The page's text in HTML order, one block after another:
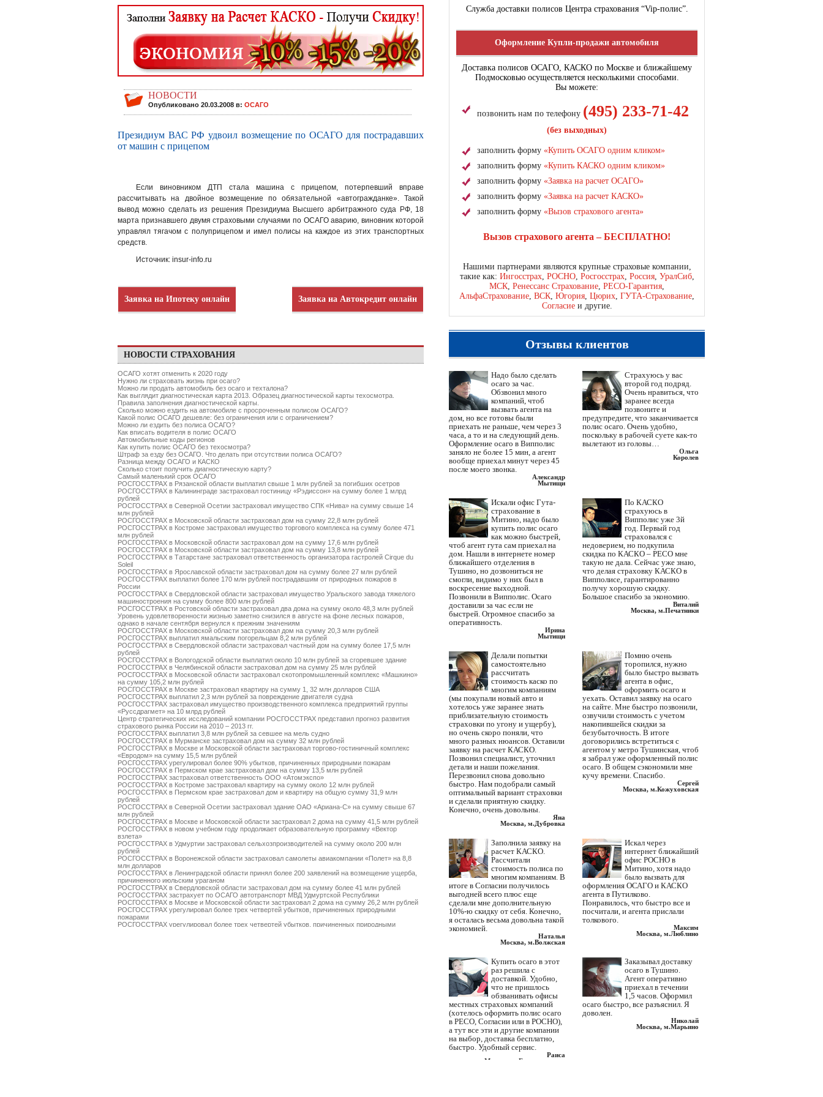
НОВОСТИ
Опубликовано 20.03.2008 в: ОСАГО
Президиум ВАС РФ удвоил возмещение по ОСАГО для пострадавших
от машин с прицепом
Если виновником ДТП стала машина с прицепом, потерпевший вправе
рассчитывать на двойное возмещение по обязательной «автогражданке». Такой
вывод можно сделать из решения Президиума Высшего арбитражного суда РФ, 18
марта признавшего двумя страховыми случаями по ОСАГО аварию, виновник которой
управлял тягачом с полуприцепом и имел полисы на каждое из этих транспортных
средств.
Источник: insur-info.ru
Заявка на Ипотеку онлайн Заявка на Автокредит онлайн
НОВОСТИ СТРАХОВАНИЯ
ОСАГО хотят отменить к 2020 году
Нужно ли страховать жизнь при осаго?
Можно ли продать автомобиль без осаго и техталона?
Как выглядит диагностическая карта 2013. Образец диагностической карты техосмотра.
Правила заполнения диагностической карты.
Сколько можно ездить на автомобиле с просроченным полисом ОСАГО?
Какой полис ОСАГО дешевле: без ограничения или с ограничением?
Можно ли ездить без полиса ОСАГО?
Как вписать водителя в полис ОСАГО
Автомобильные коды регионов
Как купить полис ОСАГО без техосмотра?
Штраф за езду без ОСАГО. Что делать при отсутствии полиса ОСАГО?
Разница между ОСАГО и КАСКО
Сколько стоит получить диагностическую карту?
Самый маленький срок ОСАГО
РОСГОССТРАХ в Рязанской области выплатил свыше 1 млн рублей за погибших осетров
РОСГОССТРАХ в Калининграде застраховал гостиницу «Рэдиссон» на сумму более 1 млрд
рублей
РОСГОССТРАХ в Северной Осетии застраховал имущество СПК «Нива» на сумму свыше 14
млн рублей
РОСГОССТРАХ в Московской области застраховал дом на сумму 22,8 млн рублей
РОСГОССТРАХ в Костроме застраховал имущество торгового комплекса на сумму более 471
млн рублей
РОСГОССТРАХ в Московской области застраховал дом на сумму 17,6 млн рублей
РОСГОССТРАХ в Московской области застраховал дом на сумму 13,8 млн рублей
РОСГОССТРАХ в Татарстане застраховал ответственность организатора гастролей Cirque du
Soleil
РОСГОССТРАХ в Ярославской области застраховал дом на сумму более 27 млн рублей
РОСГОССТРАХ выплатил более 170 млн рублей пострадавшим от природных пожаров в
России
РОСГОССТРАХ в Свердловской области застраховал имущество Уральского завода тяжелого
машиностроения на сумму более 800 млн рублей
РОСГОССТРАХ в Ростовской области застраховал два дома на сумму около 48,3 млн рублей
Уровень удовлетворенности жизнью заметно снизился в августе на фоне лесных пожаров,
однако в начале сентября вернулся к прежним значениям
РОСГОССТРАХ в Московской области застраховал дом на сумму 20,3 млн рублей
РОСГОССТРАХ выплатил ямальским погорельцам 8,2 млн рублей
РОСГОССТРАХ в Свердловской области застраховал частный дом на сумму более 17,5 млн
рублей
РОСГОССТРАХ в Вологодской области выплатил около 10 млн рублей за сгоревшее здание
РОСГОССТРАХ в Челябинской области застраховал дом на сумму 25 млн рублей
РОСГОССТРАХ в Московской области застраховал скотопромышленный комплекс «Машкино»
на сумму 105,2 млн рублей
РОСГОССТРАХ в Москве застраховал квартиру на сумму 1, 32 млн долларов США
РОСГОССТРАХ выплатил 2,3 млн рублей за повреждение двигателя судна
РОСГОССТРАХ застраховал имущество производственного комплекса предприятий группы
«Руссдрагмет» на 10 млрд рублей
Центр стратегических исследований компании РОСГОССТРАХ представил прогноз развития
страхового рынка России на 2010 – 2013 гг.
РОСГОССТРАХ выплатил 3,8 млн рублей за севшее на мель судно
РОСГОССТРАХ в Мурманске застраховал дом на сумму 32 млн рублей
РОСГОССТРАХ в Москве и Московской области застраховал торгово-гостиничный комплекс
«Евродом» на сумму 15,5 млн рублей
РОСГОССТРАХ урегулировал более 90% убытков, причиненных природными пожарам
РОСГОССТРАХ в Пермском крае застраховал дом на сумму 13,5 млн рублей
РОСГОССТРАХ застраховал ответственность ООО «Атомэкспо»
РОСГОССТРАХ в Костроме застраховал квартиру на сумму около 12 млн рублей
РОСГОССТРАХ в Пермском крае застраховал дом и квартиру на общую сумму 31,9 млн
рублей
РОСГОССТРАХ в Северной Осетии застраховал здание ОАО «Ариана-С» на сумму свыше 67
млн рублей
РОСГОССТРАХ в Москве и Московской области застраховал 2 дома на сумму 41,5 млн рублей
РОСГОССТРАХ в новом учебном году продолжает образовательную программу «Вектор
взлета»
РОСГОССТРАХ в Удмуртии застраховал сельхозпроизводителей на сумму около 200 млн
рублей
РОСГОССТРАХ в Воронежской области застраховал самолеты авиакомпании «Полет» на 8,8
млн долларов
РОСГОССТРАХ в Ленинградской области принял более 200 заявлений на возмещение ущерба,
причиненного июльским ураганом
РОСГОССТРАХ в Свердловской области застраховал дом на сумму более 41 млн рублей
РОСГОССТРАХ застрахует по ОСАГО автотранспорт МВД Удмуртской Республики
РОСГОССТРАХ в Москве и Московской области застраховал 2 дома на сумму 26,2 млн рублей
РОСГОССТРАХ урегулировал более трех четвертей убытков, причиненных природными
пожарами
РОСГОССТРАХ урегулировал более трех четвертей убытков, причиненных природными
Служба доставки полисов Центра страхования “Vip-полис”.
Оформление Купли-продажи автомобиля
Доставка полисов ОСАГО, КАСКО по Москве и ближайшему
Подмосковью осуществляется несколькими способами.
Вы можете:
позвонить нам по телефону (495) 233-71-42
(без выходных)
заполнить форму «Купить ОСАГО одним кликом»
заполнить форму «Купить КАСКО одним кликом»
заполнить форму «Заявка на расчет ОСАГО»
заполнить форму «Заявка на расчет КАСКО»
заполнить форму «Вызов страхового агента»
Вызов страхового агента – БЕСПЛАТНО!
Нашими партнерами являются крупные страховые компании,
такие как: Ингосстрах, РОСНО, Росгосстрах, Россия, УралСиб,
МСК, Ренессанс Страхование, РЕСО-Гарантия,
АльфаСтрахование, ВСК, Югория, Цюрих, ГУТА-Страхование,
Согласиеи другие.
Отзывы клиентов
Надо было сделать
осаго за час.
Обзвонил много
компаний, чтоб
вызвать агента на
дом, но все готовы были
приехать не раньше, чем через 3
часа, а то и на следующий день.
Оформление осаго в Випполис
заняло не более 15 мин, а агент
вообще приехал минут через 45
после моего звонка.
Александр
Мытищи
Страхуюсь у вас
второй год подряд.
Очень нравиться, что
заранее всегда
позвоните и
предупредите, что заканчивается
полис осаго. Очень удобно,
поскольку в рабочей суете как-то
вылетают из головы…
Ольга
Королев
Искали офис Гута-
страхование в
Митино, надо было
купить полис осаго
как можно быстрей,
чтоб агент гута сам приехал на
дом. Нашли в интернете номер
ближайшего отделения в
Тушино, но дозвониться не
смогли, видимо у них был в
воскресение выходной.
Позвонили в Випполис. Осаго
доставили за час если не
быстрей. Огромное спасибо за
оперативность.
Ирина
Мытищи
По КАСКО
страхуюсь в
Випполис уже 3й
год. Первый год
страховался с
недоверием, но подкупила
скидка по КАСКО – РЕСО мне
такую не дала. Сейчас уже знаю,
что делая страховку КАСКО в
Випполисе, гарантированно
получу хорошую скидку.
Большое спасибо за экономию.
Виталий
Москва, м.Печатники
Делали попытки
самостоятельно
рассчитать
стоимость каско по
многим компаниям
(мы покупали новый авто и
хотелось уже заранее знать
приблизательную стоимость
страховки по угону и ущербу),
но очень скоро поняли, что
много разных нюансов. Оставили
заявку на расчет КАСКО.
Позвонил специалист, уточнил
детали и наши пожелания.
Перезвонил снова довольно
быстро. Нам подобрали самый
оптимальный вариант страховки
и сделали приятную скидку.
Конечно, очень довольны.
Яна
Москва, м.Дубровка
Помню очень
торопился, нужно
было быстро вызвать
агента в офис,
оформить осаго и
уехать. Оставил заявку на осаго
на сайте. Мне быстро позвонили,
озвучили стоимость с учетом
накопившейся скидки за
безубыточность. В итоге
договорились встретиться с
агентом у метро Тушинская, чтоб
я забрал уже оформленный полис
осаго. В общем сэкономили мне
кучу времени. Спасибо.
Сергей
Москва, м.Кожуховская
Заполнила заявку на
расчет КАСКО.
Рассчитали
стоимость полиса по
многим компаниям. В
итоге в Согласии получилось
выгодней всего плюс еще
сделали мне дополнительную
10%-ю скидку от себя. Конечно,
я осталась весьма довольна такой
экономией.
Наталья
Москва, м.Волжская
Искал через
интернет ближайший
офис РОСНО в
Митино, хотя надо
было вызвать для
оформления ОСАГО и КАСКО
агента в Путилково.
Понравилось, что быстро все и
посчитали, и агента прислали
толкового.
Максим
Москва, м.Люблино
Купить осаго в этот
раз решила с
доставкой. Удобно,
что не пришлось
обзванивать офисы
местных страховых компаний
(хотелось оформить полис осаго
в РЕСО, Согласии или в РОСНО),
а тут все эти и другие компании
на выбор, доставка бесплатно,
быстро. Удобный сервис.
Раиса
Москва, м.Братиславская
Заказывал доставку
осаго в Тушино.
Агент оперативно
приехал в течении
1,5 часов. Оформил
осаго быстро, все разъяснил. Я
доволен.
Николай
Москва, м.Марьино